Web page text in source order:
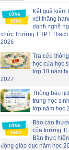
Kết quả kiểm
xét thăng
danh nghề
chức Trường THPT
2026
Tra cứu
học của học
lớp 10 năm
2027
Thông báo
trung học
lớp năm học
Báo cáo
của trường
Bàn thực
động giáo dục năm học